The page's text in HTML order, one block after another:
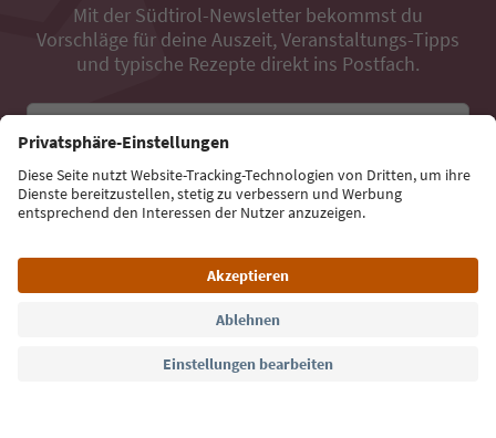
Mit der Südtirol-Newsletter bekommst du
Vorschläge für deine Auszeit, Veranstaltungs-Tipps
und typische Rezepte direkt ins Postfach.
Jetzt anmelden